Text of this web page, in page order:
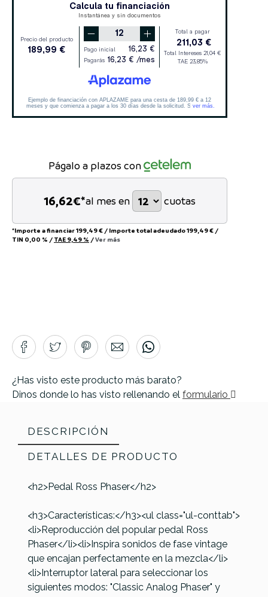
Págalo a plazos con
16,62€*al mes en cuotas
*Importe a financiar199,49 € / Importe total adeudado199,49 € /
TIN 0,00 % / TAE 9,49 % /Ver más
¿Has visto este producto más barato?
Dinos donde lo has visto rellenando el formulario
DESCRIPCIÓN
DETALLES DE PRODUCTO
<h2>Pedal Ross Phaser</h2>
<h3>Características:</h3><ul class="ul-conttab">
<li>Reproducción del popular pedal Ross
Phaser</li><li>Inspira sonidos de fase vintage
que encajan perfectamente en la mezcla</li>
<li>Interruptor lateral para seleccionar los
siguientes modos: "Classic Analog Phaser" y
ReferenciaPEDAGUIROS003